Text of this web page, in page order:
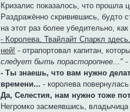
Кризалис показалось, что прошла
Раздражённо скривившись, будто
на этот раз более убедительно,
- Королева, Твайлайт Спаркл
ней! - отрапортовал капитан,
следует быть порасторопнее..." -
- Ты знаешь, что вам нужно
времени...- королева
Да, Селестия, нам нужно тоже
Негромко засмеявшись,